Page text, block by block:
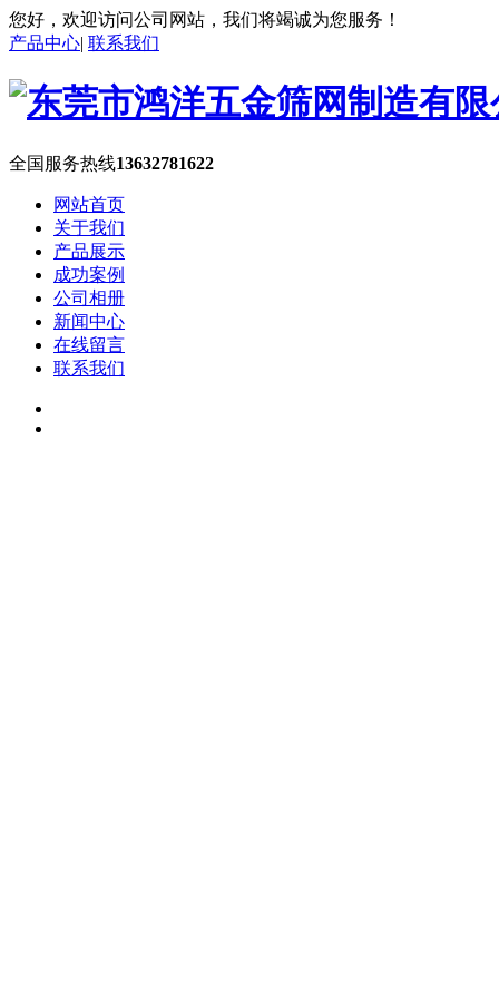
您好，欢迎访问公司网站，我们将竭诚为您服务！
产品中心| 联系我们
全国服务热线13632781622
网站首页
关于我们
产品展示
成功案例
公司相册
新闻中心
在线留言
联系我们